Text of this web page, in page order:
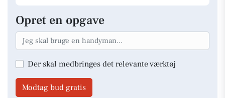
Opret en opgave
Der skal medbringes det relevante værktøj
Modtag bud gratis